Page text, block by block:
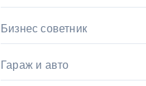
Бизнес советник
Гараж и авто